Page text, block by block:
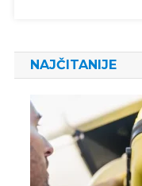
NAJČITANIJE